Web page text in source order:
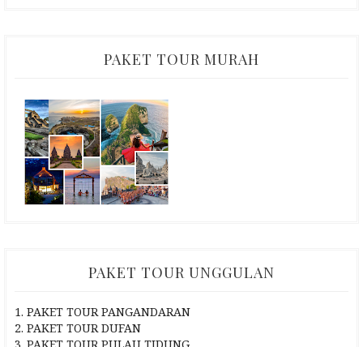
PAKET TOUR MURAH
PAKET TOUR UNGGULAN
1. PAKET TOUR PANGANDARAN
2. PAKET TOUR DUFAN